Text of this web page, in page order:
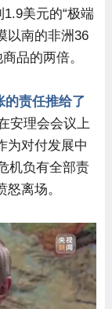
美元的“极端
以南的非洲36
品的两倍。
的责任推给了
安理会会议上
为对付发展中
机负有全部责
离场。